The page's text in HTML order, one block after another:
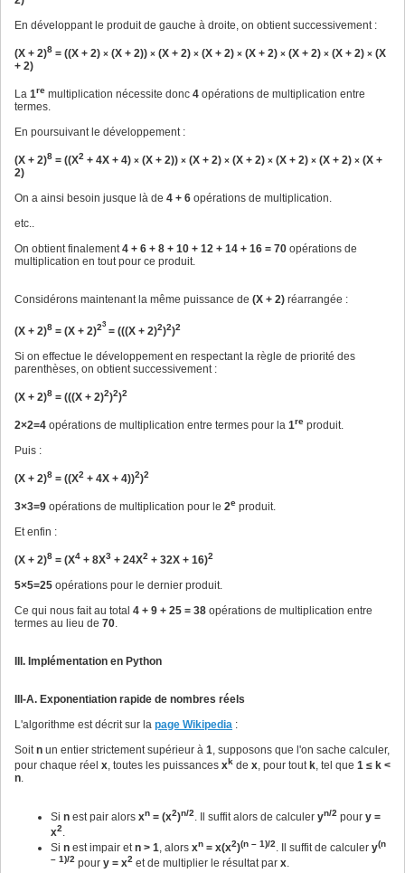
En développant le produit de gauche à droite, on obtient successivement :
(X + 2)8 = ((X + 2) × (X + 2)) × (X + 2) × (X + 2) × (X + 2) × (X + 2) × (X + 2) × (X
+ 2)
La 1re multiplication nécessite donc 4 opérations de multiplication entre
termes.
En poursuivant le développement :
(X + 2)8 = ((X2 + 4X + 4) × (X + 2)) × (X + 2) × (X + 2) × (X + 2) × (X + 2) × (X +
2)
On a ainsi besoin jusque là de 4 + 6 opérations de multiplication.
etc..
On obtient finalement4 + 6 + 8 + 10 + 12 + 14 + 16 = 70 opérations de
multiplication en tout pour ce produit.
Considérons maintenant la même puissance de (X + 2) réarrangée :
(X + 2)8 = (X + 2)23
= (((X + 2)2)2)2
Si on effectue le développement en respectant la règle de priorité des
parenthèses, on obtient successivement :
(X + 2)8 = (((X + 2)2)2)2
2×2=4 opérations de multiplication entre termes pour la 1re produit.
Puis :
(X + 2)8 = ((X2 + 4X + 4))2)2
3×3=9 opérations de multiplication pour le 2e produit.
Et enfin :
(X + 2)8 = (X4 + 8X3 + 24X2 + 32X + 16)2
5×5=25 opérations pour le dernier produit.
Ce qui nous fait au total 4 + 9 + 25 = 38 opérations de multiplication entre
termes au lieu de 70.
III. Implémentation en Python
III-A. Exponentiation rapide de nombres réels
L'algorithme est décrit sur la page Wikipedia :
Soitn un entier strictement supérieur à 1, supposons que l'on sache calculer,
pour chaque réel x, toutes les puissances xk de x, pour toutk, tel que 1 ≤ k <
n.
Si n est pair alors xn = (x2)n/2. Il suffit alors de calculer yn/2 pour y =
x2.
Si n est impair etn > 1, alors xn = x(x2)(n – 1)/2. Il suffit de calculer y(n
– 1)/2 pour y = x2 et de multiplier le résultat par x.